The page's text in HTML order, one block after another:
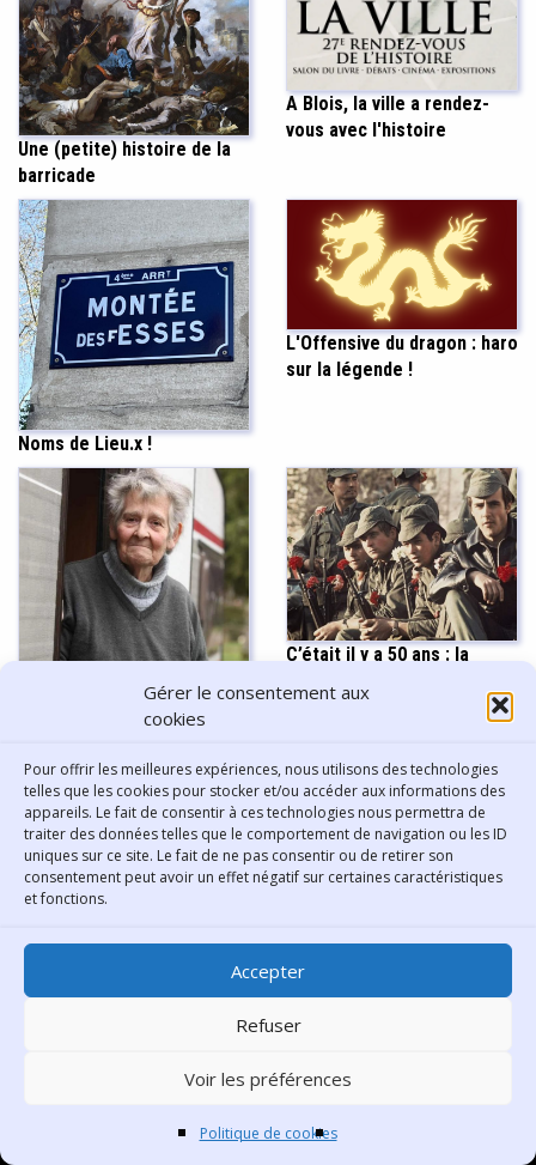
Gérer le consentement aux
cookies
Pour offrir les meilleures expériences, nous utilisons des technologies
telles que les cookies pour stocker et/ou accéder aux informations des
appareils. Le fait de consentir à ces technologies nous permettra de
traiter des données telles que le comportement de navigation ou les ID
uniques sur ce site. Le fait de ne pas consentir ou de retirer son
consentement peut avoir un effet négatif sur certaines caractéristiques
et fonctions.
Accepter
Refuser
Voir les préférences
Politique de cookies
Une (petite) histoire de la
barricade
A Blois, la ville a rendez-
vous avec l'histoire
Noms de Lieu.x !
L'Offensive du dragon : haro
sur la légende !
dénonciation, Monique
Hervo : Chroniques du
guerre d’Algérie 1959-1962
C’était il y a 50 ans : la
PARTAGER CET ARTICLE
Contact
Bibliothèque municipale de